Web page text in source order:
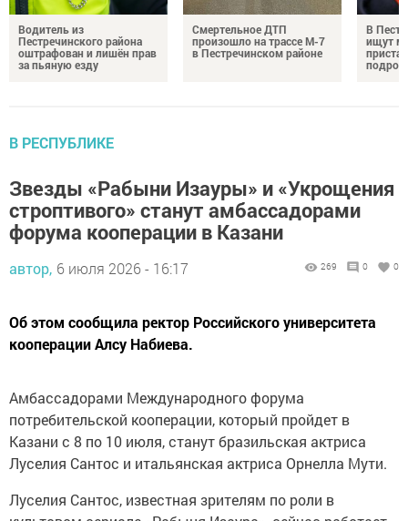
Водитель из
Пестречинского района
оштрафован и лишён прав
за пьяную езду
Смертельное ДТП
произошло на трассе М-7
в Пестречинском районе
В
ищут
В РЕСПУБЛИКЕ
Звезды «Рабыни Изауры» и «Укрощения
строптивого» станут амбассадорами
форума кооперации в Казани
автор, 6 июля 2026 - 16:17 269 0 0
Об этом сообщила ректор Российского университета
кооперации Алсу Набиева.
Амбассадорами Международного форума
потребительской кооперации, который пройдет в
Казани с 8 по 10 июля, станут бразильская актриса
Луселия Сантос и итальянская актриса Орнелла Мути.
Луселия Сантос, известная зрителям по роли в